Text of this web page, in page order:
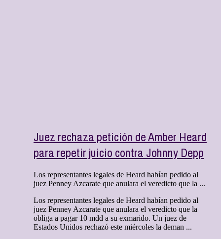
Juez rechaza petición de Amber Heard
para repetir juicio contra Johnny Depp
Los representantes legales de Heard habían pedido al
juez Penney Azcarate que anulara el veredicto que la ...
Los representantes legales de Heard habían pedido al
juez Penney Azcarate que anulara el veredicto que la
obliga a pagar 10 mdd a su exmarido. Un juez de
Estados Unidos rechazó este miércoles la deman ...